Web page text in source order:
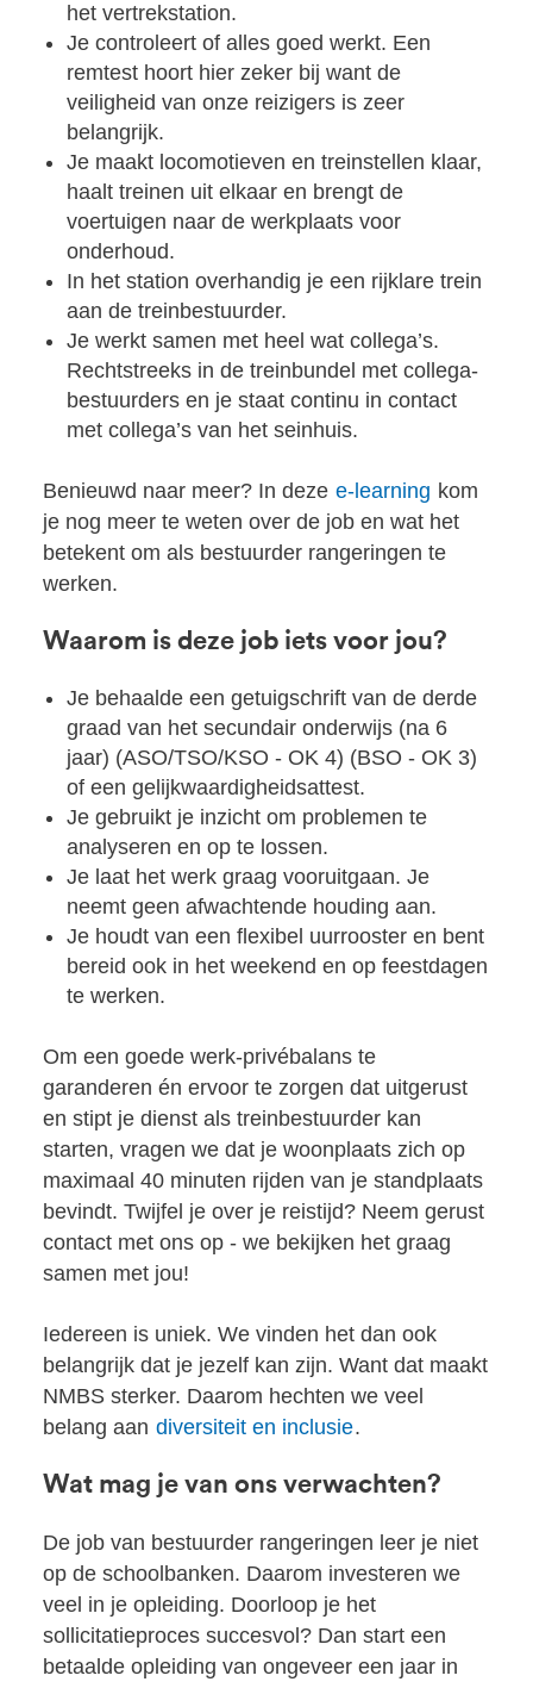
het vertrekstation.
Je controleert of alles goed werkt. Een
remtest hoort hier zeker bij want de
veiligheid van onze reizigers is zeer
belangrijk.
Je maakt locomotieven en treinstellen klaar,
haalt treinen uit elkaar en brengt de
voertuigen naar de werkplaats voor
onderhoud.
In het station overhandig je een rijklare trein
aan de treinbestuurder.
Je werkt samen met heel wat collega’s.
Rechtstreeks in de treinbundel met collega-
bestuurders en je staat continu in contact
met collega’s van het seinhuis.
Benieuwd naar meer? In deze e-learning kom
je nog meer te weten over de job en wat het
betekent om als bestuurder rangeringen te
werken.
Waarom is deze job iets voor jou?
Je behaalde een getuigschrift van de derde
graad van het secundair onderwijs (na 6
jaar) (ASO/TSO/KSO - OK 4) (BSO - OK 3)
of een gelijkwaardigheidsattest.
Je gebruikt je inzicht om problemen te
analyseren en op te lossen.
Je laat het werk graag vooruitgaan. Je
neemt geen afwachtende houding aan.
Je houdt van een flexibel uurrooster en bent
bereid ook in het weekend en op feestdagen
te werken.
Om een goede werk-privébalans te
garanderen én ervoor te zorgen dat uitgerust
en stipt je dienst als treinbestuurder kan
starten, vragen we dat je woonplaats zich op
maximaal 40 minuten rijden van je standplaats
bevindt. Twijfel je over je reistijd? Neem gerust
contact met ons op - we bekijken het graag
samen met jou!
Iedereen is uniek. We vinden het dan ook
belangrijk dat je jezelf kan zijn. Want dat maakt
NMBS sterker. Daarom hechten we veel
belang aan diversiteit en inclusie.
Wat mag je van ons verwachten?
De job van bestuurder rangeringen leer je niet
op de schoolbanken. Daarom investeren we
veel in je opleiding. Doorloop je het
sollicitatieproces succesvol? Dan start een
betaalde opleiding van ongeveer een jaar in